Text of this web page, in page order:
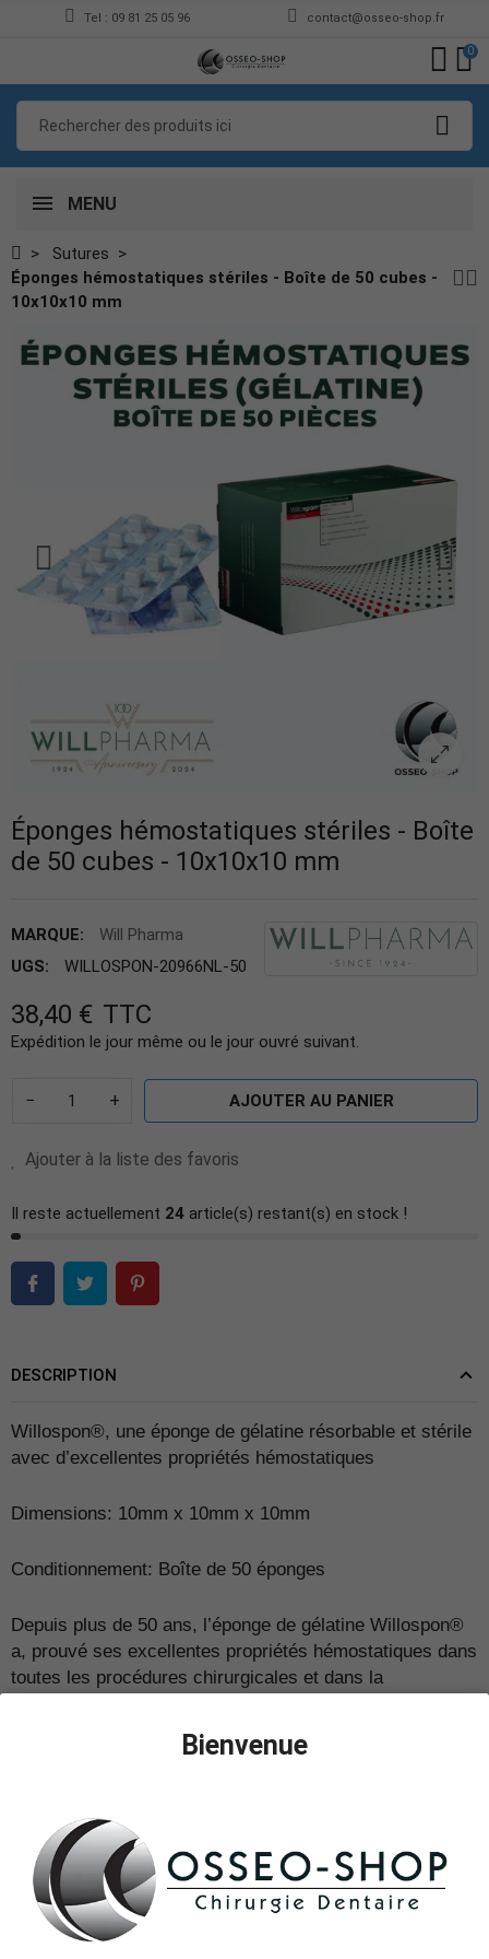
Tel : 09 81 25 05 96 contact@osseo-shop.fr
0
MENU
Sutures
Éponges hémostatiques stériles - Boîte de 50 cubes -
10x10x10 mm
Éponges hémostatiques stériles - Boîte
de 50 cubes - 10x10x10 mm
MARQUE:
Will Pharma
UGS:
WILLOSPON-20966NL-50
38,40 € TTC
Expédition le jour même ou le jour ouvré suivant.
− + AJOUTER AU PANIER
Ajouter à la liste des favoris
Il reste actuellement 24 article(s) restant(s) en stock !
DESCRIPTION
Willospon®, une éponge de gélatine résorbable et stérile
avec d’excellentes propriétés hémostatiques
Dimensions: 10mm x 10mm x 10mm
Conditionnement: Boîte de 50 éponges
Depuis plus de 50 ans, l’éponge de gélatine Willospon®
a, prouvé ses excellentes propriétés hémostatiques dans
toutes les procédures chirurgicales et dans la
stériles résorbables, Willospon® permet le contrôle des
suintements sanguins lorsque l’hémostase
souhaitable.
Etant donné que l’éponge Willospon® est préalablement
stérilisée à l’aide de rayons gamma, il convient de ne
pas la stériliser une seconde fois. Doté d’un double
Bienvenue